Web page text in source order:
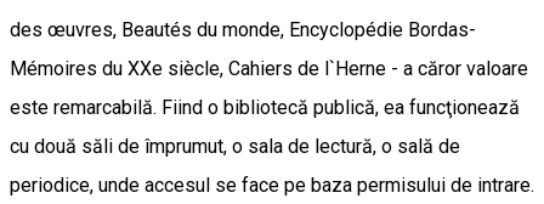
des œuvres, Beautés du monde, Encyclopédie Bordas-
Mémoires du XXe siècle, Cahiers de l`Herne - a căror valoare
este remarcabilă. Fiind o bibliotecă publică, ea funcţionează
cu două săli de împrumut, o sala de lectură, o sală de
periodice, unde accesul se face pe baza permisului de intrare.